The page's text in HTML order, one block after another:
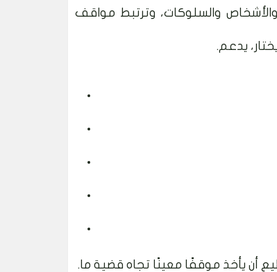
والسلوكات، وترتبط مواقف
يدعم.
أن يأخذ موقفًا معينًا تجاه قضية ما.